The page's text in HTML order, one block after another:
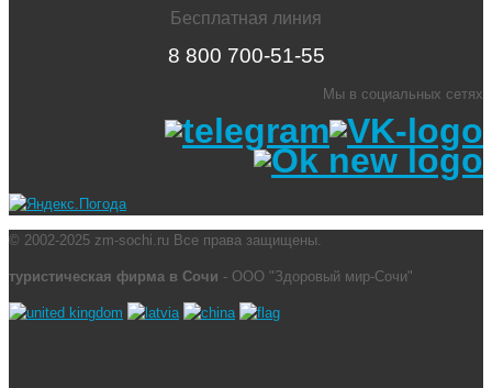
Бесплатная линия
8 800 700-51-55
Мы в социальных сетях
© 2002-2025 zm-sochi.ru Все права защищены.
туристическая фирма в Сочи - ООО "Здоровый мир-Сочи"